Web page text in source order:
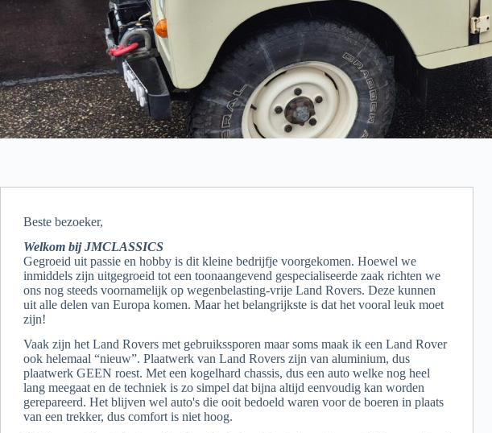
Beste bezoeker,
Welkom bij JMCLASSICS
Gegroeid uit passie en hobby is dit kleine bedrijfje voorgekomen. Hoewel we
inmiddels zijn uitgegroeid tot een toonaangevend gespecialiseerde zaak richten we
ons nog steeds voornamelijk op wegenbelasting-vrije Land Rovers. Deze kunnen
uit alle delen van Europa komen. Maar het belangrijkste is dat het vooral leuk moet
zijn!
Vaak zijn het Land Rovers met gebruikssporen maar soms maak ik een Land Rover
ook helemaal “nieuw”. Plaatwerk van Land Rovers zijn van aluminium, dus
plaatwerk GEEN roest. Met een kogelhard chassis, dus een auto welke nog heel
lang meegaat en de techniek is zo simpel dat bijna altijd eenvoudig kan worden
gerepareerd. Het blijven wel auto's die ooit bedoeld waren voor de boeren in plaats
van een trekker, dus comfort is niet hoog.